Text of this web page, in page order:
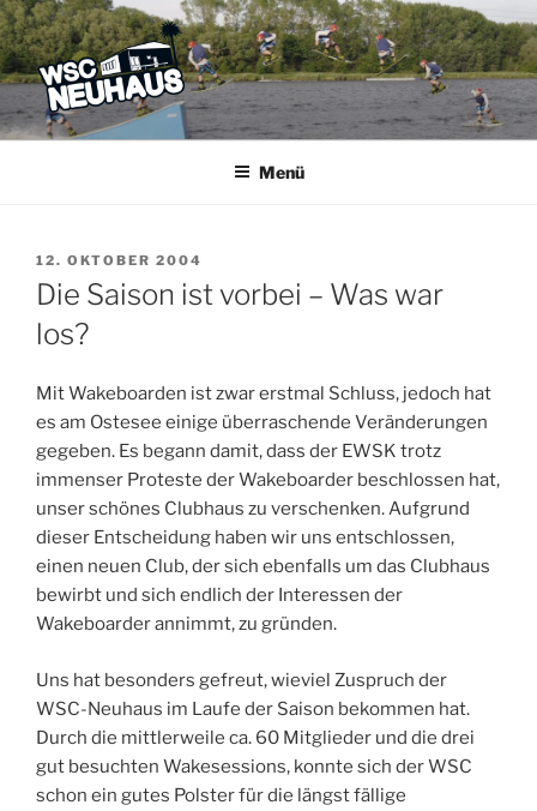
Zum
Inhalt
springen
WSC NEUHAUS
Der Verein mit dem Haus am See
Menü
VERÖFFENTLICHT
AM
12. OKTOBER 2004
Die Saison ist vorbei – Was war
los?
Mit Wakeboarden ist zwar erstmal Schluss, jedoch hat
es am Ostesee einige überraschende Veränderungen
gegeben. Es begann damit, dass der EWSK trotz
immenser Proteste der Wakeboarder beschlossen hat,
unser schönes Clubhaus zu verschenken. Aufgrund
dieser Entscheidung haben wir uns entschlossen,
einen neuen Club, der sich ebenfalls um das Clubhaus
bewirbt und sich endlich der Interessen der
Wakeboarder annimmt, zu gründen.
Uns hat besonders gefreut, wieviel Zuspruch der
WSC-Neuhaus im Laufe der Saison bekommen hat.
Durch die mittlerweile ca. 60 Mitglieder und die drei
gut besuchten Wakesessions, konnte sich der WSC
schon ein gutes Polster für die längst fällige